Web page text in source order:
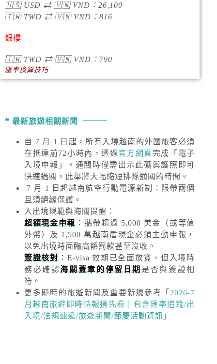
🇺🇸USD ⇄ 🇻🇳VND ： 26,100
🇹🇼TWD ⇄ 🇻🇳VND ： 816
銀樓
🇹🇼TWD ⇄ 🇻🇳VND ：790
匯率換算技巧
最新旅遊相關新聞
自 7 月 1 日起，所有入境越南的外國旅客必須
在抵達前72小時內，透過官方網頁 完成「電子
入境申報」。通關時僅需出示此碼與護照即可
快速過關。此舉將大幅縮短排隊通關的時間。
7 月 1 日起越南航空行動電源新制：限帶兩個
且須絕緣保護。
入出境規範與海關提醒 ：
超額現金申報 ：攜帶超過 5,000 美金
（或等值
外幣）及 1,500 萬越南盾現金必須主動申報，
以免出境時面臨高額罰款甚至沒收。
簽證核對：E-visa 效期已全面放寬，但入境時
務必確認海關蓋章的停留日期是否與簽證相
符。
更多即時的旅遊新聞及重要新規參考「 2026-7
月越南旅遊即時快報搶先看｜包含匯率追蹤/出
入境/法規速遞/旅遊新聞/節慶活動資訊 」